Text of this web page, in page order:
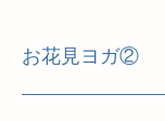
お花見ヨガ②